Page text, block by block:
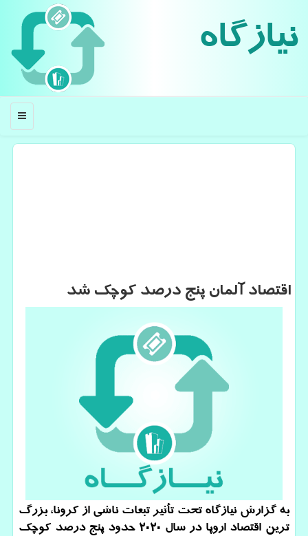
نیازگاه
منو
اقتصاد آلمان پنج درصد كوچك شد
به گزارش نیازگاه تحت تأثیر تبعات ناشی از کرونا، بزرگ
ترین اقتصاد اروپا در سال ۲۰۲۰ حدود پنج درصد کوچک